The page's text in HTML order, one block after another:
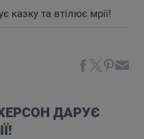
казку та втілює мрії!
ХЕРСОН ДАРУЄ